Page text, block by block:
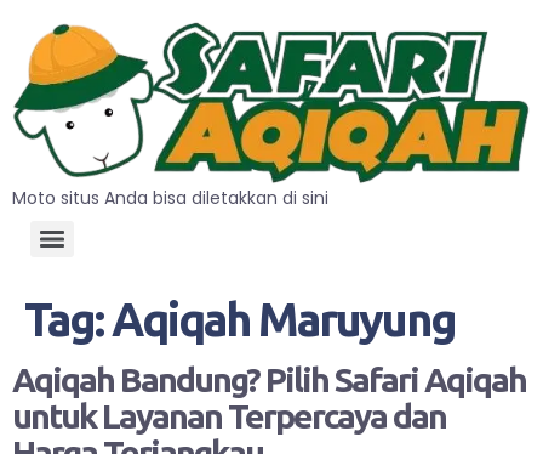
Moto situs Anda bisa diletakkan di sini
Tag:Aqiqah Maruyung
Aqiqah Bandung? Pilih Safari Aqiqah
untuk Layanan Terpercaya dan